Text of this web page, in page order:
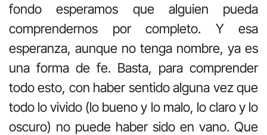
fondo esperamos que alguien pueda
comprendernos por completo. Y esa
esperanza, aunque no tenga nombre, ya es
una forma de fe. Basta, para comprender
todo esto, con haber sentido alguna vez que
todo lo vivido (lo bueno y lo malo, lo claro y lo
oscuro) no puede haber sido en vano. Que